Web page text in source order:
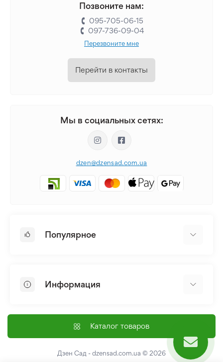
Позвоните нам:
095-705-06-15
097-736-09-04
Перезвоните мне
Перейти в контакты
Мы в социальных сетях:
dzen@dzensad.com.ua
Популярное
Лилия
Семена
Информация
Доставка и оплата
Контакты
Каталог товаров
Дзен Сад - dzensad.com.ua © 2026